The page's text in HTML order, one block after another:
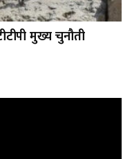
मुख्य चुनौती